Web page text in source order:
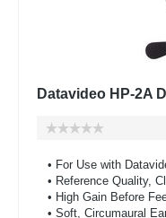
Datavideo HP-2A
• For Use with
• Reference Quality,
• High Gain Before
• Soft, Circumaural